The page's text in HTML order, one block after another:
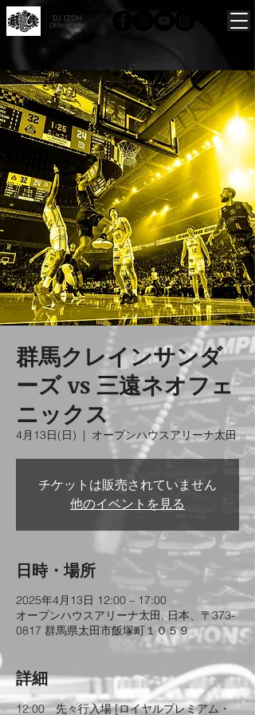
DJ IZOH
Official site
群馬クレインサンダ
ーズ vs 三遠ネオフェ
ニックス
4月13日(日)
  |
オープンハウスアリーナ太田
チケットは販売されていません
他のイベントを見る
日時・場所
2025年4月13日 12:00 – 17:00
オープンハウスアリーナ太田, 日本、〒373-
0817 群馬県太田市飯塚町１０５９
詳細
12:00　先々行入場 [ロイヤルプレミアム・